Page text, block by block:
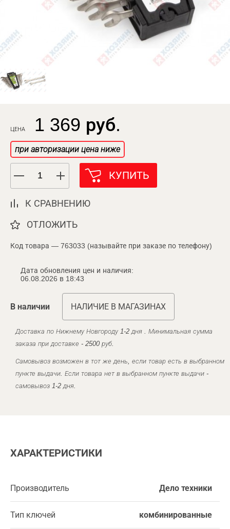
ЦЕНА 1 369 руб.
при авторизации цена ниже
КУПИТЬ
К СРАВНЕНИЮ
ОТЛОЖИТЬ
Код товара — 763033 (называйте при заказе по телефону)
Дата обновления цен и наличия:
06.08.2026 в 18:43
В наличии НАЛИЧИЕ В МАГАЗИНАХ
Доставка по Нижнему Новгороду 1-2 дня . Минимальная сумма
заказа при доставке - 2500 руб.
Самовывоз возможен в тот же день, если товар есть в выбранном
пункте выдачи. Если товара нет в выбранном пункте выдачи -
самовывоз 1-2 дня.
ХАРАКТЕРИСТИКИ
Производитель Дело техники
Тип ключей комбинированные